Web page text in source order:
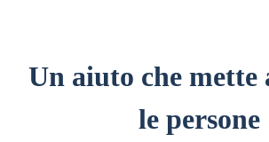
Un aiuto che mette
le persone